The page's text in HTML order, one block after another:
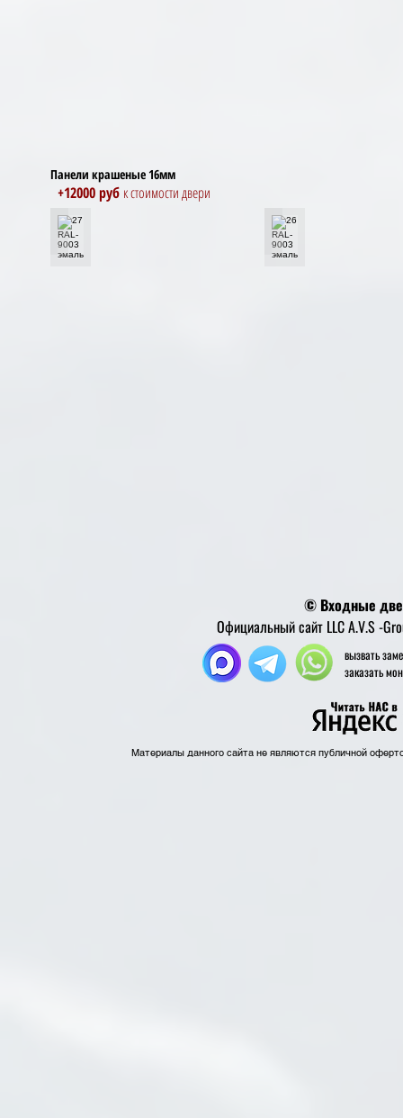
Панели крашеные 16мм
+12000 руб к стоимости двери
27 RAL-9003 эмаль
26 RAL-9003 эмаль
© Входные
Официальный сайт LLC A.V.S -
вызвать
заказать
Материалы данного сайта не являются публичной